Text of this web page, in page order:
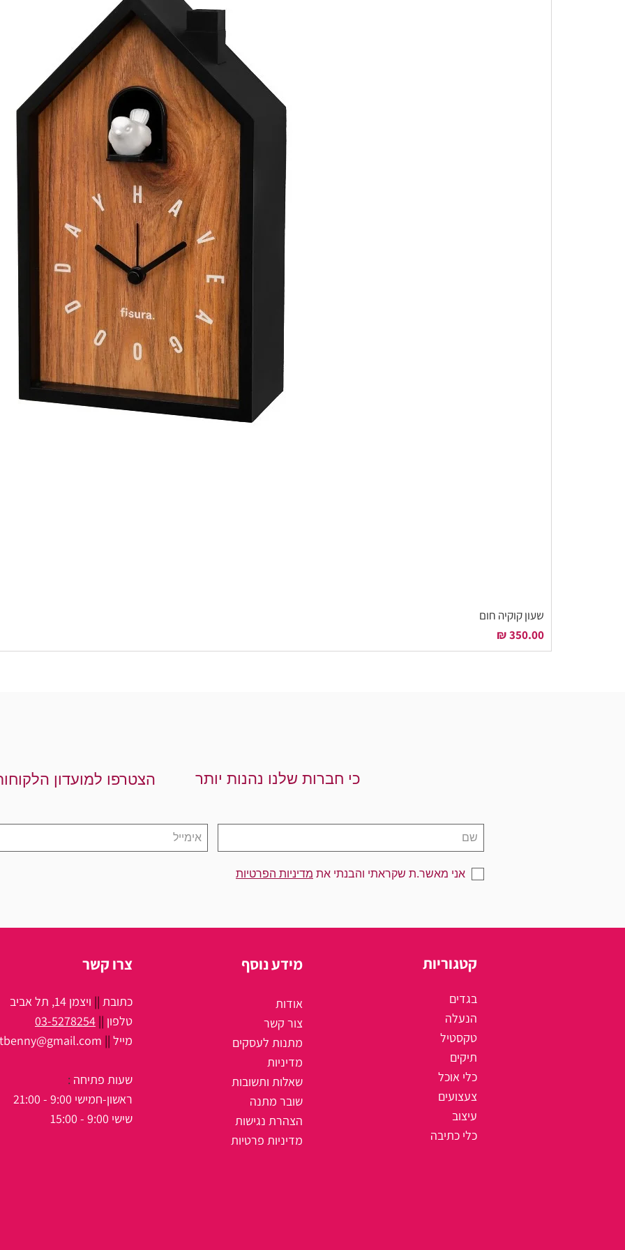
שעון קוקיה חום
מחיר
הצטרפו למועדון כי חברות שלנו נהנות יותר
אני מאשר.ת שקראתי והבנתי את מדיניות הפרטיות
צרו קשר
כתובת || ויצמן 14, תל אביב
טלפון ||
03-5278254
|| מייל
שעות פתיחה :
ראשון-חמישי 9:00 - 21:00
שישי 9:00 - 15:00
מידע נוסף
אודות
צור קשר
מתנות לעסקים
מדיניות
שאלות ותשובות
שובר מתנה
הצהרת נגישות
מדיניות פרטיות
קטגוריות
בגדים
הנעלה
טקסטיל
תיקים
כלי אוכל
צעצועים
עיצוב
כלי כתיבה